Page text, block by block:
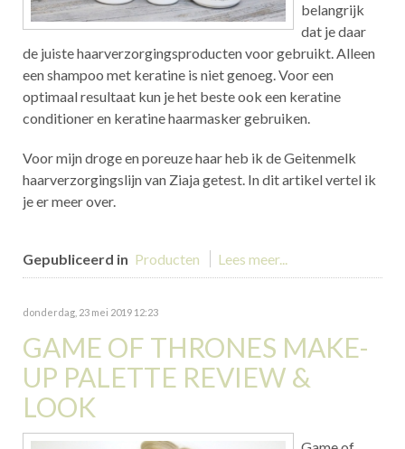
belangrijk
dat je daar
de juiste haarverzorgingsproducten voor gebruikt. Alleen
een shampoo met keratine is niet genoeg. Voor een
optimaal resultaat kun je het beste ook een keratine
conditioner en keratine haarmasker gebruiken.
Voor mijn droge en poreuze haar heb ik de Geitenmelk
haarverzorgingslijn van Ziaja getest. In dit artikel vertel ik
je er meer over.
Gepubliceerd in Producten Lees meer...
donderdag, 23 mei 2019 12:23
GAME OF THRONES MAKE-
UP PALETTE REVIEW &
LOOK